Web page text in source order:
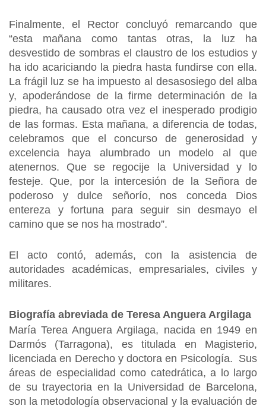
Finalmente, el Rector concluyó remarcando que
“esta mañana como tantas otras, la luz ha
desvestido de sombras el claustro de los estudios y
ha ido acariciando la piedra hasta fundirse con ella.
La frágil luz se ha impuesto al desasosiego del alba
y, apoderándose de la firme determinación de la
piedra, ha causado otra vez el inesperado prodigio
de las formas. Esta mañana, a diferencia de todas,
celebramos que el concurso de generosidad y
excelencia haya alumbrado un modelo al que
atenernos. Que se regocije la Universidad y lo
festeje. Que, por la intercesión de la Señora de
poderoso y dulce señorío, nos conceda Dios
entereza y fortuna para seguir sin desmayo el
camino que se nos ha mostrado”.
El acto contó, además, con la asistencia de
autoridades académicas, empresariales, civiles y
militares.
Biografía abreviada de Teresa Anguera Argilaga
María Terea Anguera Argilaga, nacida en 1949 en
Darmós (Tarragona), es titulada en Magisterio,
licenciada en Derecho y doctora en Psicología. Sus
áreas de especialidad como catedrática, a lo largo
de su trayectoria en la Universidad de Barcelona,
son la metodología observacional y la evaluación de